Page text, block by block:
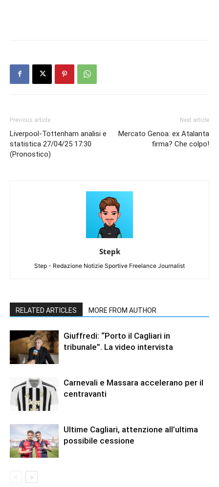
Previous article
Liverpool-Tottenham analisi e
statistica 27/04/25 17:30
(Pronostico)
Next article
Mercato Genoa: ex Atalanta
firma? Che colpo!
Stepk
Step - Redazione Notizie Sportive Freelance Journalist
RELATED ARTICLES MORE FROM AUTHOR
Giuffredi: “Porto il Cagliari in
tribunale”. La video intervista
Carnevali e Massara accelerano per il
centravanti
Ultime Cagliari, attenzione all’ultima
possibile cessione